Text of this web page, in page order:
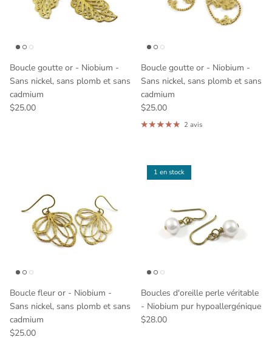
Boucle goutte or - Niobium -
Sans nickel, sans plomb et sans
cadmium
$25.00
Boucle goutte or - Niobium -
Sans nickel, sans plomb et sans
cadmium
$25.00
2 avis
Boucle fleur or - Niobium -
Sans nickel, sans plomb et sans
cadmium
$25.00
1 en stock
Boucles d'oreille perle véritable
- Niobium pur hypoallergénique
$28.00